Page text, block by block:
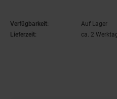
Verfügbarkeit:
Auf Lager
Lieferzeit:
ca. 2